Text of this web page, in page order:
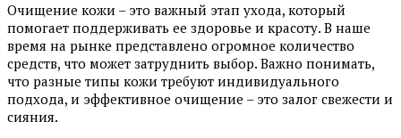
Очищение кожи – это важный этап ухода, который
помогает поддерживать ее здоровье и красоту. В наше
время на рынке представлено огромное количество
средств, что может затруднить выбор. Важно понимать,
что разные типы кожи требуют индивидуального
подхода, и эффективное очищение – это залог свежести и
сияния.